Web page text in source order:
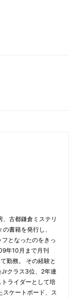
古都鎌倉ミステリ
書籍を発行し、
となったのをきっ
年10月まで月刊
勤務。 その経験と
クラス3位、2年連
ライダーとして培
スケートボード、ス